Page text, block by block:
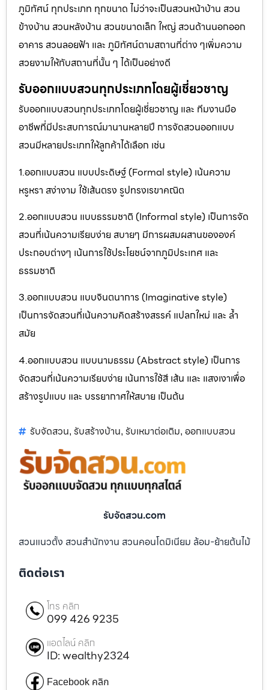
ภูมิทัศน์ ทุกประเภท ทุกขนาด ไม่ว่าจะเป็นสวนหน้าบ้าน สวน
ข้างบ้าน สวนหลังบ้าน สวนขนาดเล็ก ใหญ่ สวนด้านนอกออก
อาคาร สวนลอยฟ้า และ ภูมิทัศน์ตามสถานที่ต่าง ๆเพิ่มความ
สวยงามให้กับสถานที่นั้น ๆ ได้เป็นอย่างดี
รับออกแบบสวนทุกประเภทโดยผู้เชี่ยวชาญ
รับออกแบบสวนทุกประเภทโดยผู้เชี่ยวชาญ และ ทีมงานมือ
อาชีพที่มีประสบการณ์มานานหลายปี การจัดสวนออกแบบ
สวนมีหลายประเภทให้ลูกค้าได้เลือก เช่น
1.ออกแบบสวน แบบประดิษฐ์ (Formal style) เน้นความ
หรูหรา สง่างาม ใช้เส้นตรง รูปทรงเรขาคณิต
2.ออกแบบสวน แบบธรรมชาติ (Informal style) เป็นการจัด
สวนที่เน้นความเรียบง่าย สบายๆ มีการผสมผสานขององค์
ประกอบต่างๆ เน้นการใช้ประโยชน์จากภูมิประเทศ และ
ธรรมชาติ
3.ออกแบบสวน แบบจินตนาการ (Imaginative style)
เป็นการจัดสวนที่เน้นความคิดสร้างสรรค์ แปลกใหม่ และ ล้ำ
สมัย
4.ออกแบบสวน แบบนามธรรม (Abstract style) เป็นการ
จัดสวนที่เน้นความเรียบง่าย เน้นการใช้สี เส้น และ แสงเงาเพื่อ
สร้างรูปแบบ และ บรรยากาศให้สบาย เป็นต้น
รับจัดสวน, รับสร้างบ้าน, รับเหมาต่อเติม, ออกแบบสวน
รับจัดสวน.com
สวนแนวตั้ง สวนสำนักงาน สวนคอนโดมิเนียม ล้อม-ย้ายต้นไม้
ติดต่อเรา
โทร คลิก
099 426 9235
แอดไลน์ คลิก
ID: wealthy2324
Facebook คลิก